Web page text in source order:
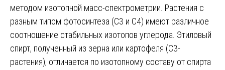
методом изотопной масс-спектрометрии. Растения с
разным типом фотосинтеза (С3 и С4) имеют различное
соотношение стабильных изотопов углерода. Этиловый
спирт, полученный из зерна или картофеля (С3-
растения), отличается по изотопному составу от спирта